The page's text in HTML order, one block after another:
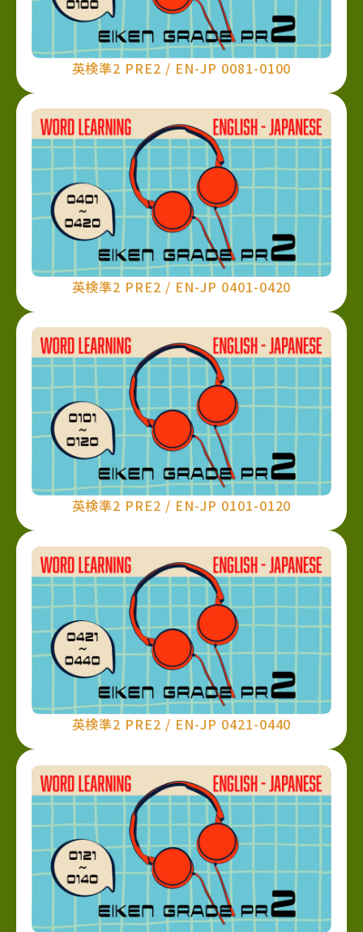
英検準2 PRE2 / EN-JP 0081-0100
英検準2 PRE2 / EN-JP 0401-0420
英検準2 PRE2 / EN-JP 0101-0120
英検準2 PRE2 / EN-JP 0421-0440